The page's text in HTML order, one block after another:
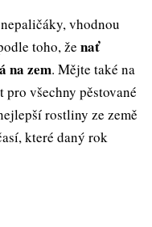
vhodnou
toho, že nať
na zem. Mějte také na
všechny pěstované
rostliny ze země
které daný rok